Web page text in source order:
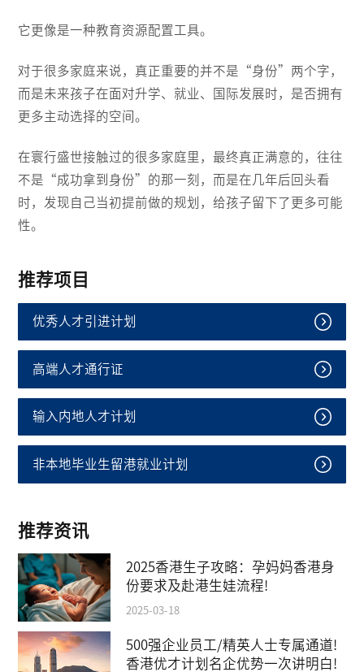
它更像是一种教育资源配置工具。
对于很多家庭来说，真正重要的并不是“身份”两个字，
而是未来孩子在面对升学、就业、国际发展时，是否拥有
更多主动选择的空间。
在寰行盛世接触过的很多家庭里，最终真正满意的，往往
不是“成功拿到身份”的那一刻，而是在几年后回头看
时，发现自己当初提前做的规划，给孩子留下了更多可能
性。
推荐项目
优秀人才引进计划
高端人才通行证
输入内地人才计划
非本地毕业生留港就业计划
推荐资讯
2025香港生子攻略：孕妈妈香港身
份要求及赴港生娃流程!
2025-03-18
500强企业员工/精英人士专属通道!
香港优才计划名企优势一次讲明白!